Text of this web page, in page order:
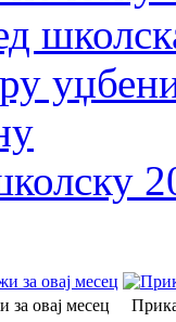
за овај месец